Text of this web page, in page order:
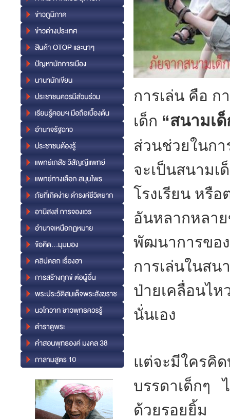
การเล่น คือ ก
เด็ก “สนามเ
ส่วนช่วยในก
จะเป็นสนามเ
โรงเรียน หรื
อันหลากหลาย
พัฒนาการขอ
การเล่นในส
ป่ายเคลื่อนไห
นั่นเอง
แต่จะมีใครคิ
บรรดาเด็กๆ
ด้วยรอยยิ้